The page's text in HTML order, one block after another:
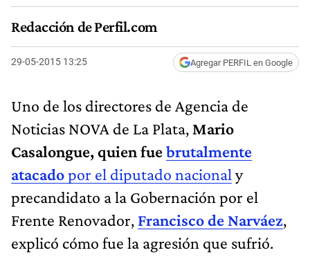
Redacción de Perfil.com
29-05-2015 13:25 Agregar PERFIL en Google
Uno de los directores de Agencia de
Noticias NOVA de La Plata, Mario
Casalongue, quien fuebrutalmente
atacadopor el diputado nacional y
precandidato a la Gobernación por el
Frente Renovador, Francisco de Narváez,
explicó cómo fue la agresión que sufrió.